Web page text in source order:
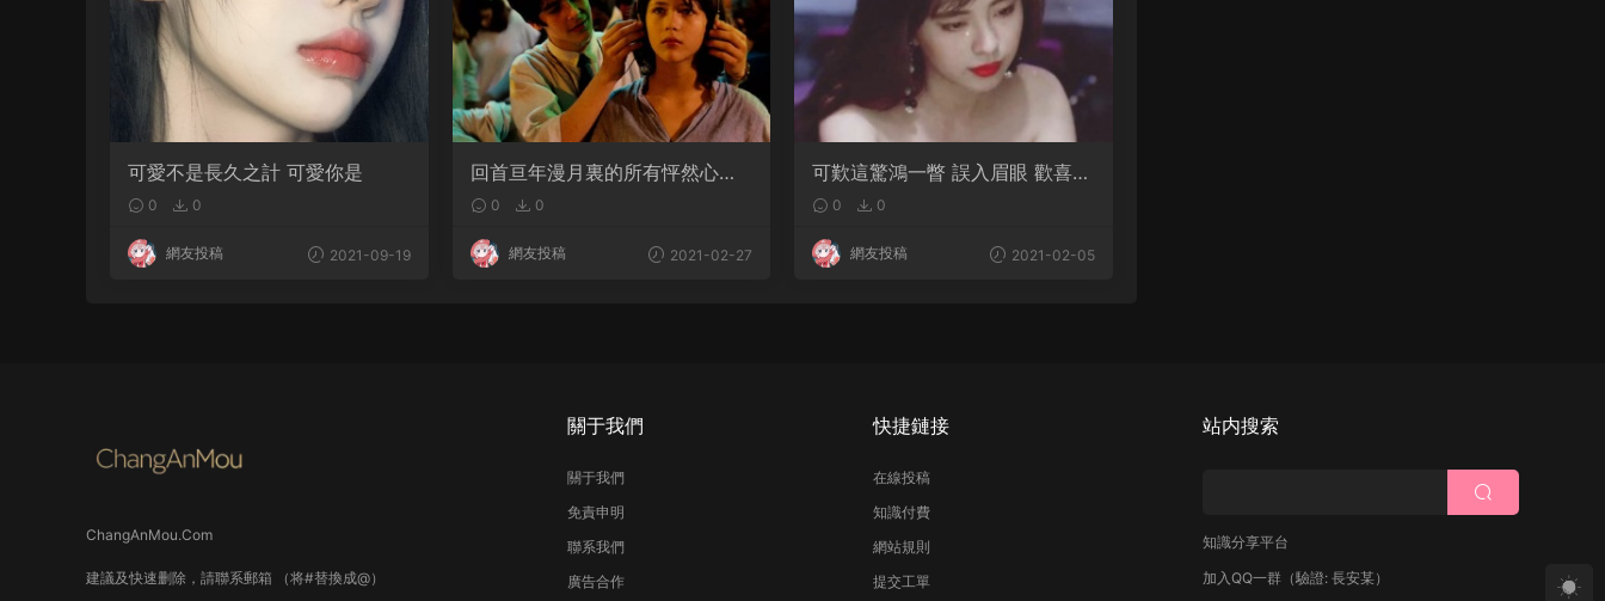
可愛不是長久之計 可愛你是
0 0
網友投稿 2021-09-19
回首亘年漫月裏的所有怦然心動
你仍拔得頭籌
0 0
網友投稿 2021-02-27
可歎這驚鴻一瞥 誤入眉眼 歡喜多
年 0 0
網友投稿 2021-02-05
ChangAnMou.Com
建議及快速删除，請聯系郵箱 （将#替換成@）
關于我們
關于我們
免責申明
聯系我們
廣告合作
快捷鏈接
在線投稿
知識付費
網站規則
提交工單
站内搜索
知識分享平台
加入QQ一群（驗證: 長安某）